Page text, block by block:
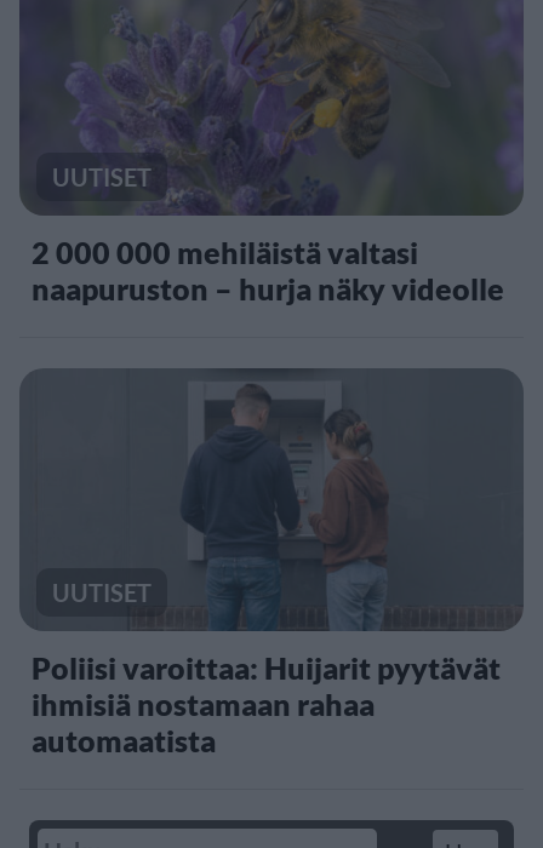
UUTISET
2 000 000 mehiläistä valtasi
naapuruston – hurja näky videolle
UUTISET
Poliisi varoittaa: Huijarit pyytävät
ihmisiä nostamaan rahaa
automaatista